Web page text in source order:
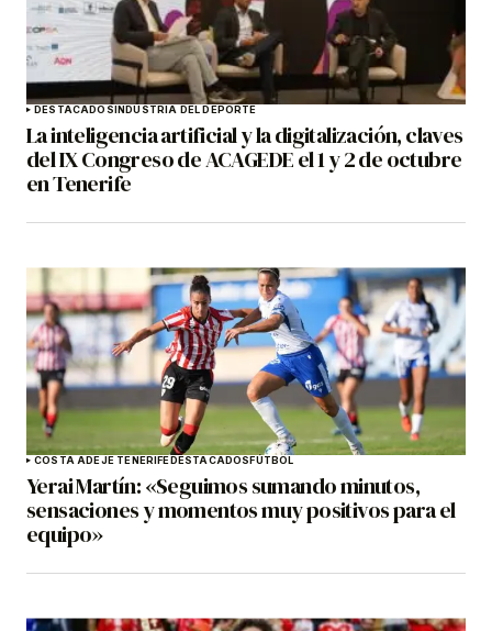
DESTACADOS INDUSTRIA DEL DEPORTE
La inteligencia artificial y la digitalización, claves
del IX Congreso de ACAGEDE el 1 y 2 de octubre
en Tenerife
COSTA ADEJE TENERIFE DESTACADOS FÚTBOL
Yerai Martín: «Seguimos sumando minutos,
sensaciones y momentos muy positivos para el
equipo»